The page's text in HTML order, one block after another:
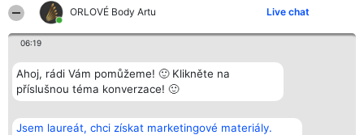
ORLOVÉ Body Artu Live chat
06:19
Ahoj, rádi Vám pomůžeme! 🙂 Klikněte na
příslušnou téma konverzace! 🙂
Jsem laureát, chci získat marketingové materiály.
Bright Side Solutions sp. z o.
o. sp. k.
Vítězové
Seznam všech
Kontakt